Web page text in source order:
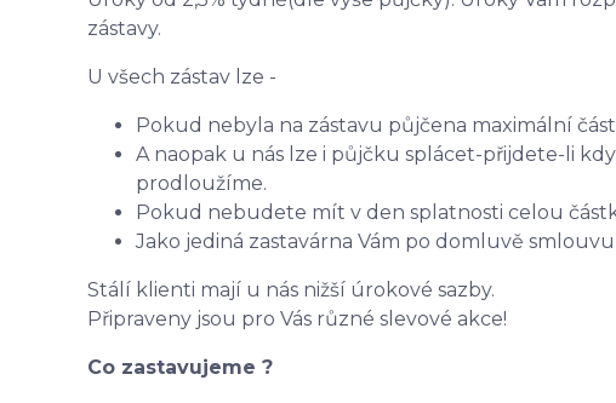
zástavy.
U všech zástav lze -
Pokud nebyla na zástavu půjčena maximální
A naopak u nás lze i půjčku splácet-přijdete-li
prodloužíme.
Pokud nebudete mít v den splatnosti celou
Jako jediná zastavárna Vám po domluvě
Stálí klienti mají u nás nižší úrokové sazby.
Připraveny jsou pro Vás různé slevové akce!
Co zastavujeme ?